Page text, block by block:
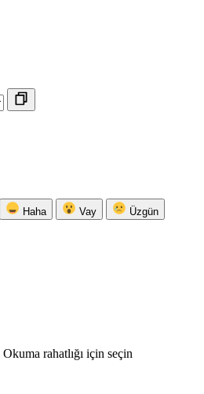
Haha Vay Üzgün
Okuma rahatlığı için seçin